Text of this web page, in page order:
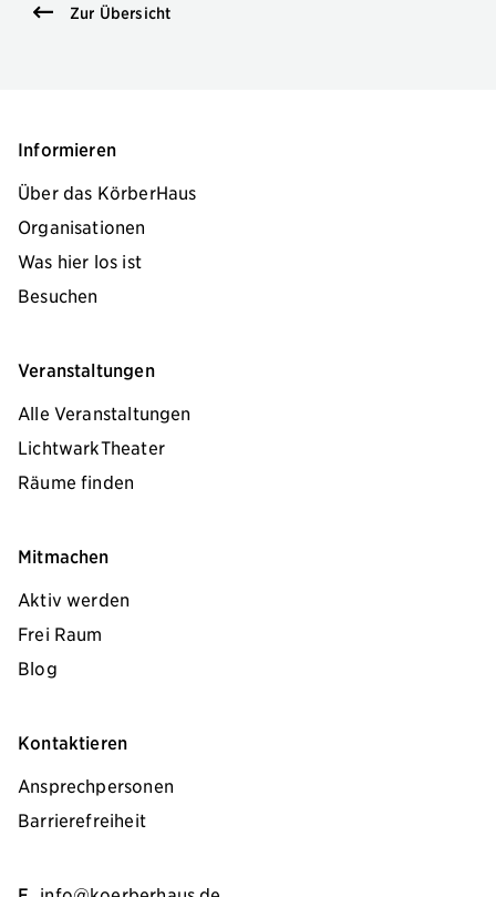
Zur Übersicht
Informieren
Über das KörberHaus
Organisationen
Was hier los ist
Besuchen
Veranstaltungen
Alle Veranstaltungen
LichtwarkTheater
Räume finden
Mitmachen
Aktiv werden
Frei Raum
Blog
Kontaktieren
Ansprechpersonen
Barrierefreiheit